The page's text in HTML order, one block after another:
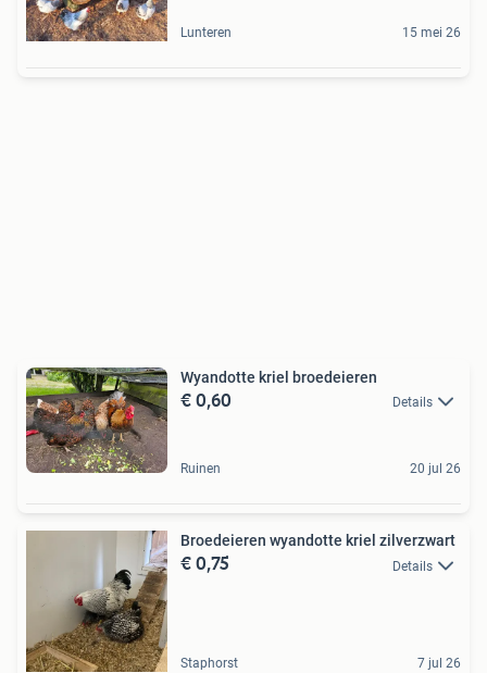
Lunteren 15 mei 26
Wyandotte kriel broedeieren
€ 0,60 Details
Ruinen 20 jul 26
Broedeieren wyandotte kriel zilverzwart
€ 0,75 Details
Staphorst 7 jul 26